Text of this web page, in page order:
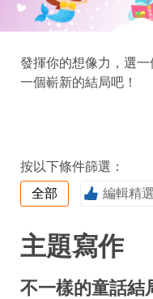
發揮你的想像力，選
一個嶄新的結局吧！
按以下條件篩選：
全部
編輯精選
主題寫作
不一樣的童話結